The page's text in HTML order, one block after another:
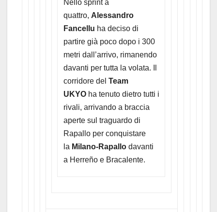
Nello sprint a
quattro, Alessandro
Fancellu ha deciso di
partire già poco dopo i 300
metri dall’arrivo, rimanendo
davanti per tutta la volata. Il
corridore del Team
UKYO ha tenuto dietro tutti i
rivali, arrivando a braccia
aperte sul traguardo di
Rapallo per conquistare
la Milano-Rapallodavanti
a Herreño e Bracalente.